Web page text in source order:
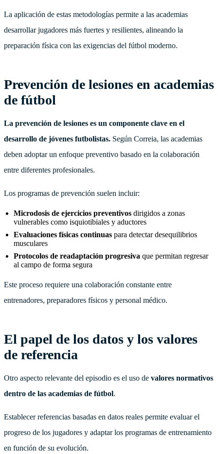
La aplicación de estas metodologías permite a las academias
desarrollar jugadores más fuertes y resilientes, alineando la
preparación física con las exigencias del fútbol moderno.
Prevención de lesiones en academias
de fútbol
La prevención de lesiones es un componente clave en el
desarrollo de jóvenes futbolistas. Según Correia, las academias
deben adoptar un enfoque preventivo basado en la colaboración
entre diferentes profesionales.
Los programas de prevención suelen incluir:
Microdosis de ejercicios preventivos dirigidos a zonas
vulnerables como isquiotibiales y aductores
Evaluaciones físicas continuas para detectar desequilibrios
musculares
Protocolos de readaptación progresiva que permitan regresar
al campo de forma segura
Este proceso requiere una colaboración constante entre
entrenadores, preparadores físicos y personal médico.
El papel de los datos y los valores
de referencia
Otro aspecto relevante del episodio es el uso de valores normativos
dentro de las academias de fútbol.
Establecer referencias basadas en datos reales permite evaluar el
progreso de los jugadores y adaptar los programas de entrenamiento
en función de su evolución.